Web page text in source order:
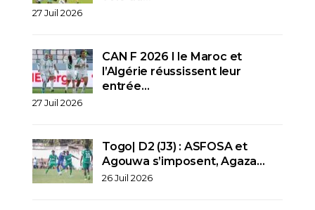
27 Juil 2026
CAN F 2026 I le Maroc et
l’Algérie réussissent leur
entrée…
27 Juil 2026
Togo| D2 (J3) : ASFOSA et
Agouwa s’imposent, Agaza…
26 Juil 2026